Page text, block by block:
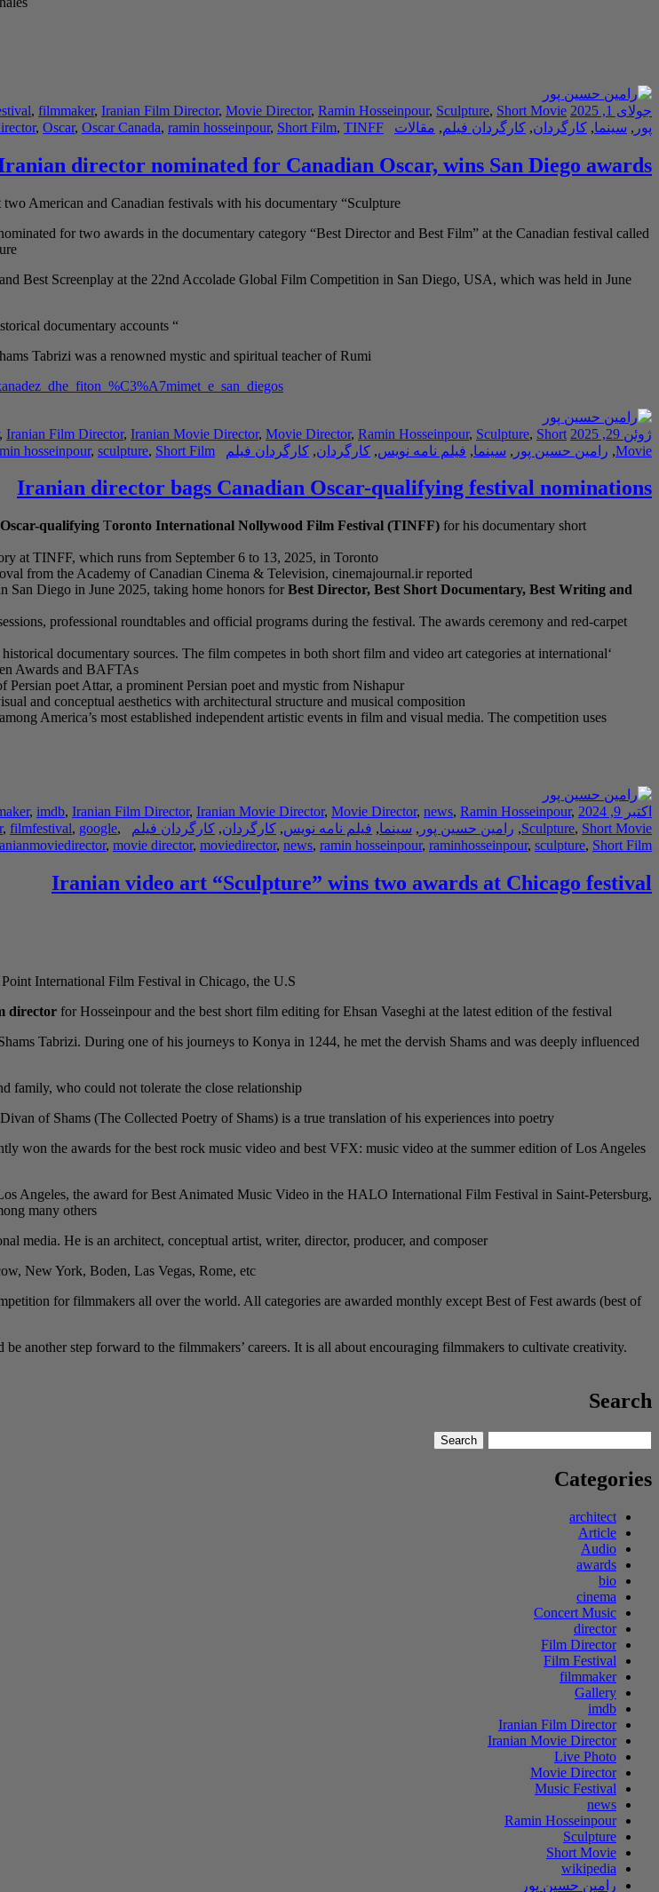
جولای 1, 2025 , filmmaker, Iranian Film Director, Movie Director, Ramin Hosseinpour, Sculpture, Short Movie
پور , سینما, کارگردان, کارگردان فیلم, مقالات , Oscar, Oscar Canada, ramin hosseinpour, Short Film, TINFF
director nominated for Canadian Oscar, wins San Diego awards
American and Canadian festivals with his documentary “Sculpture”
for two awards in the documentary category “Best Director and Best Film” at the Canadian festival called
Best Screenplay at the 22nd Accolade Global Film Competition in San Diego, USA, which was held in June
“
Tabrizi was a renowned mystic and spiritual teacher of Rumi
ژوئن 29, 2025 , Iranian Film Director, Iranian Movie Director, Movie Director, Ramin Hosseinpour, Sculpture, Short
Movie
, رامین حسین پور , سینما, فیلم نامه نویس, کارگردان, کارگردان فیلم hosseinpour, sculpture, Short Film
Iranian director bags Canadian Oscar-qualifying festival nominations
Oscar-qualifying Toronto International Nollywood Film Festival (TINFF) for his documentary short
at TINFF, which runs from September 6 to 13, 2025, in Toronto
from the Academy of Canadian Cinema & Television, cinemajournal.ir reported.
San Diego in June 2025, taking home honors for Best Director, Best Short Documentary, Best Writing and
professional roundtables and official programs during the festival. The awards ceremony and red-carpet
documentary sources. The film competes in both short film and video art categories at international
Awards and BAFTAs
Persian poet Attar, a prominent Persian poet and mystic from Nishapur.
and conceptual aesthetics with architectural structure and musical composition
America’s most established independent artistic events in film and visual media. The competition uses
اکتبر 9, 2024 , imdb, Iranian Film Director, Iranian Movie Director, Movie Director, news, Ramin Hosseinpour,
Sculpture, Short Movie
, رامین حسین پور , سینما, فیلم نامه نویس, کارگردان, کارگردان فیلم , filmfestival, google,
, movie director, moviedirector, news, ramin hosseinpour, raminhosseinpour, sculpture, Short Film
Iranian video art “Sculpture” wins two awards at Chicago festival
International Film Festival in Chicago, the U.S.
director for Hosseinpour and the best short film editing for Ehsan Vaseghi at the latest edition of the festival.
Tabrizi. During one of his journeys to Konya in 1244, he met the dervish Shams and was deeply influenced
family, who could not tolerate the close relationship.
of Shams (The Collected Poetry of Shams) is a true translation of his experiences into poetry.
won the awards for the best rock music video and best VFX: music video at the summer edition of Los Angeles
Angeles, the award for Best Animated Music Video in the HALO International Film Festival in Saint-Petersburg,
many others.
media. He is an architect, conceptual artist, writer, director, producer, and composer.
New York, Boden, Las Vegas, Rome, etc.
for filmmakers all over the world. All categories are awarded monthly except Best of Fest awards (best of
another step forward to the filmmakers’ careers. It is all about encouraging filmmakers to cultivate creativity.
Search
for:
Search
Categories
architect
Article
Audio
awards
bio
cinema
Concert Music
director
Film Director
Film Festival
filmmaker
Gallery
imdb
Iranian Film Director
Iranian Movie Director
Live Photo
Movie Director
Music Festival
news
Ramin Hosseinpour
Sculpture
Short Movie
wikipedia
رامین حسین پور